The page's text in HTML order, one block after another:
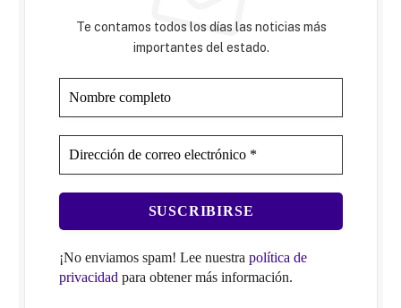
Te contamos todos los días las noticias más
importantes del estado.
¡No enviamos spam! Lee nuestra política de
privacidad para obtener más información.